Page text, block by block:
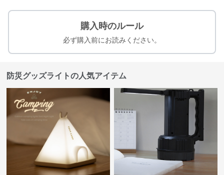
購入時のルール
必ず購入前にお読みください。
防災グッズライトの人気アイテム